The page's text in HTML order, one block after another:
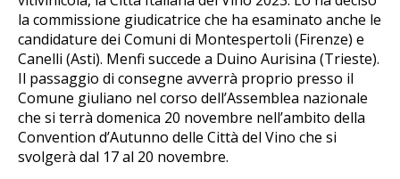
la commissione giudicatrice che ha esaminato anche le
candidature dei Comuni di Montespertoli (Firenze) e
Canelli (Asti). Menfi succede a Duino Aurisina (Trieste).
Il passaggio di consegne avverrà proprio presso il
Comune giuliano nel corso dell’Assemblea nazionale
che si terrà domenica 20 novembre nell’ambito della
Convention d’Autunno delle Città del Vino che si
svolgerà dal 17 al 20 novembre.